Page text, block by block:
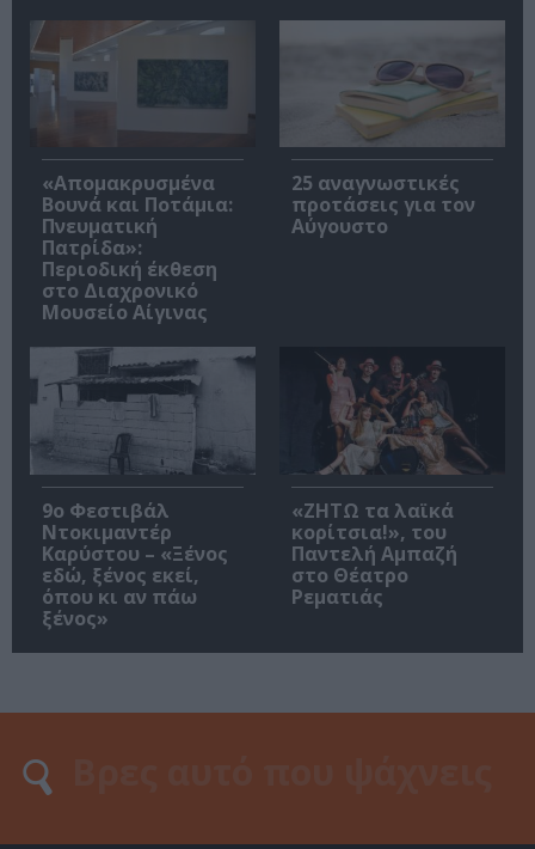
«Απομακρυσμένα
Βουνά και Ποτάμια:
Πνευματική
Πατρίδα»:
Περιοδική έκθεση
στο Διαχρονικό
Μουσείο Αίγινας
25 αναγνωστικές
προτάσεις για τον
Αύγουστο
9ο Φεστιβάλ
Ντοκιμαντέρ
Καρύστου – «Ξένος
εδώ, ξένος εκεί,
όπου κι αν πάω
ξένος»
«ΖΗΤΩ τα λαϊκά
κορίτσια!», του
Παντελή Αμπαζή
στο Θέατρο
Ρεματιάς